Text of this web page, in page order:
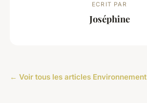
ECRIT PAR
Joséphine
← Voir tous les articles Environnement